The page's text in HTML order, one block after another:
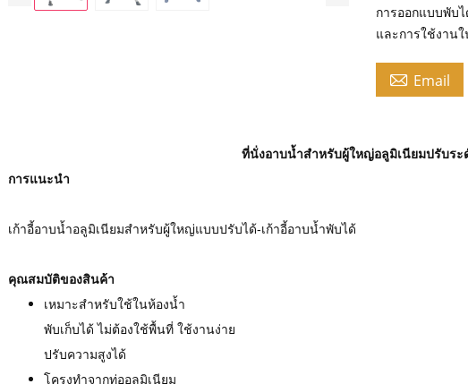
การออกแบบพับ
และการใช้งาน
 Email
ที่นั่งอาบน้ำสำหรับผู้ใหญ่อลูมิเนียมปรับระ
การแนะนำ
เก้าอี้อาบน้ำอลูมิเนียมสำหรับผู้ใหญ่แบบปรับได้-เก้าอี้อาบน้ำพับได้
คุณสมบัติของสินค้า
เหมาะสำหรับใช้ในห้องน้ำ
พับเก็บได้ ไม่ต้องใช้พื้นที่ ใช้งานง่าย
ปรับความสูงได้
โครงทำจากท่ออลูมิเนียม